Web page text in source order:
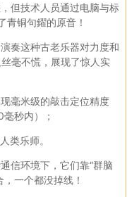
但技术人员通过电脑与标
青铜句鑃的原音！
奏这种古老乐器对力度和
毫不慌，展现了惊人实
毫米级的敲击定位精度
秒内）；
类乐师。
信环境下，它们靠“群脑
一个都没掉线！